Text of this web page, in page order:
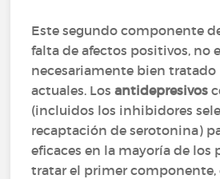
Este segundo componente
falta de afectos positivos, no
necesariamente bien tratado
actuales. Losantidepresivos
(incluidos los inhibidores
recaptación de serotonina)
eficaces en la mayoría de los
tratar el primer componente,